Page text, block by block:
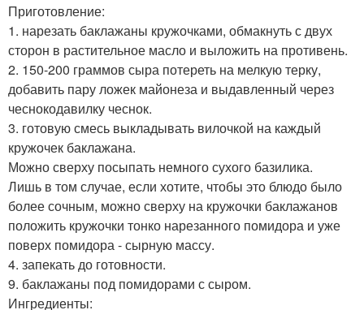
Приготовление:
1. нарезать баклажаны кружочками, обмакнуть с двух
сторон в растительное масло и выложить на противень.
2. 150-200 граммов сыра потереть на мелкую терку,
добавить пару ложек майонеза и выдавленный через
чеснокодавилку чеснок.
3. готовую смесь выкладывать вилочкой на каждый
кружочек баклажана.
Можно сверху посыпать немного сухого базилика.
Лишь в том случае, если хотите, чтобы это блюдо было
более сочным, можно сверху на кружочки баклажанов
положить кружочки тонко нарезанного помидора и уже
поверх помидора - сырную массу.
4. запекать до готовности.
9. баклажаны под помидорами с сыром.
Ингредиенты: